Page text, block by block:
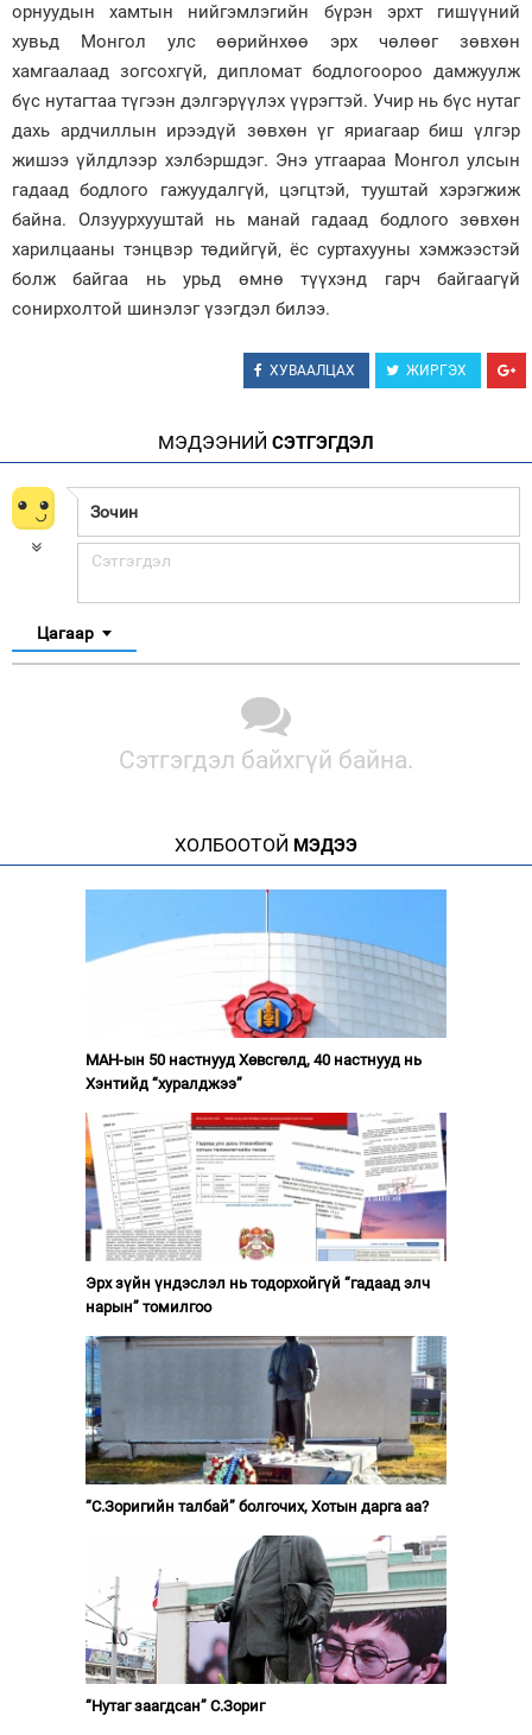
орнуудын хамтын нийгэмлэгийн бүрэн эрхт гишүүний
хувьд Монгол улс өөрийнхөө эрх чөлөөг зөвхөн
хамгаалаад зогсохгүй, дипломат бодлогоороо дамжуулж
бүс нутагтаа түгээн дэлгэрүүлэх үүрэгтэй. Учир нь бүс нутаг
дахь ардчиллын ирээдүй зөвхөн үг яриагаар биш үлгэр
жишээ үйлдлээр хэлбэршдэг. Энэ утгаараа Монгол улсын
гадаад бодлого гажуудалгүй, цэгцтэй, тууштай хэрэгжиж
байна. Олзуурхууштай нь манай гадаад бодлого зөвхөн
харилцааны тэнцвэр төдийгүй, ёс суртахууны хэмжээстэй
болж байгаа нь урьд өмнө түүхэнд гарч байгаагүй
сонирхолтой шинэлэг үзэгдэл билээ.
ХУВААЛЦАХ ЖИРГЭХ
МЭДЭЭНИЙ СЭТГЭГДЭЛ
Цагаар
Сэтгэгдэл байхгүй байна.
ХОЛБООТОЙ МЭДЭЭ
МАН-ын 50 настнууд Хөвсгөлд, 40 настнууд нь
Хэнтийд “хуралджээ”
Эрх зүйн үндэслэл нь тодорхойгүй “гадаад элч
нарын” томилгоо
“С.Зоригийн талбай” болгочих, Хотын дарга аа?
“Нутаг заагдсан” С.Зориг